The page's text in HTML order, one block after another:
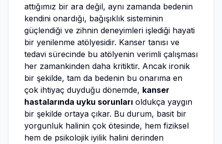
attığımız bir ara değil, aynı zamanda bedenin
kendini onardığı, bağışıklık sisteminin
güçlendiği ve zihnin deneyimleri işlediği hayati
bir yenilenme atölyesidir. Kanser tanısı ve
tedavi sürecinde bu atölyenin verimli çalışması
her zamankinden daha kritiktir. Ancak ironik
bir şekilde, tam da bedenin bu onarıma en
çok ihtiyaç duyduğu dönemde, kanser
hastalarında uyku sorunları oldukça yaygın
bir şekilde ortaya çıkar. Bu durum, basit bir
yorgunluk halinin çok ötesinde, hem fiziksel
hem de psikolojik iyilik halini derinden